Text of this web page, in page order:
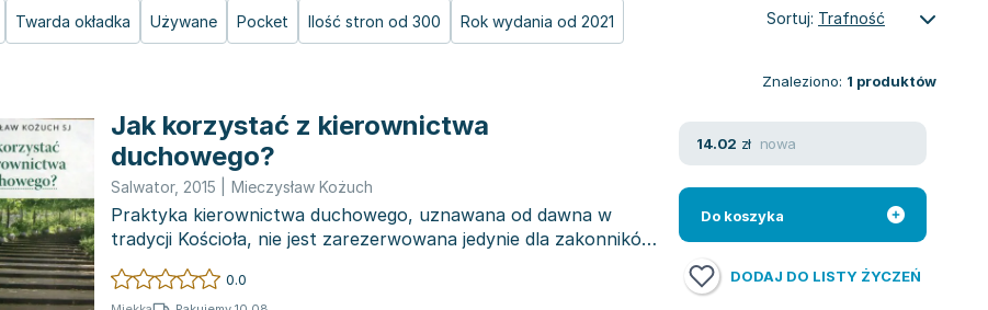
Twarda okładka Używane Pocket Ilość stron od 300 Rok wydania od 2021 Sortuj: Trafność
Znaleziono: 1 produktów
Jak korzystać z kierownictwa
duchowego?
Salwator, 2015 Mieczysław Kożuch
Praktyka kierownictwa duchowego, uznawana od dawna w
tradycji Kościoła, nie jest zarezerwowana jedynie dla zakonników i
zakonnic....
0.0
14.02 zł nowa
Do koszyka
DODAJ DO LISTY ŻYCZEŃ